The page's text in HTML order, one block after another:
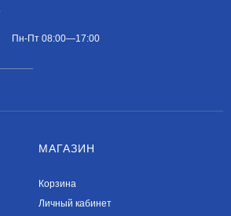
Пн-Пт 08:00—17:00
МАГАЗИН
Корзина
Личный кабинет